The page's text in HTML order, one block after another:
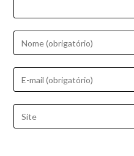
seu
nome
ou
de
usuário
seu
endereço
de
o